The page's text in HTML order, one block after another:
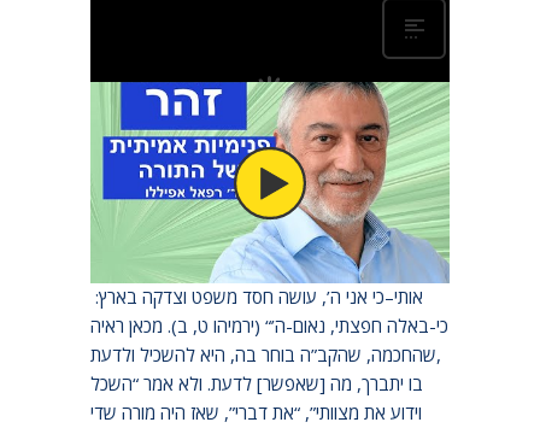
“כתיב: “כה אמר ה’, אל-יתהלל חכם בחכמתו,
ואל-יתהלל הגיבור, בגבורתו; אל-יתהלל עשיר,
בעושרו. כי אם-בזאת יתהלל המתהלל, השכל וידוע
אותי–כי אני ה’, עושה חסד משפט וצדקה בארץ:
כי-באלה חפצתי, נאום-ה’“ (ירמיהו ט, ב). מכאן ראיה
,שהחכמה, שהקב”ה בוחר בה, היא להשכיל ולדעת
בו יתברך, מה [שאפשר] לדעת. ולא אמר “השכל
וידוע את מצוותי”, “את דברי”, שאז היה מורה שדי